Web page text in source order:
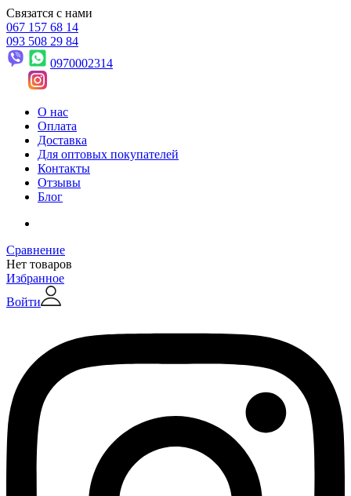
Связатся с нами
067 157 68 14
093 508 29 84
0970002314
О нас
Оплата
Доставка
Для оптовых покупателей
Контакты
Отзывы
Блог
Сравнение
Нет товаров
Избранное
Войти